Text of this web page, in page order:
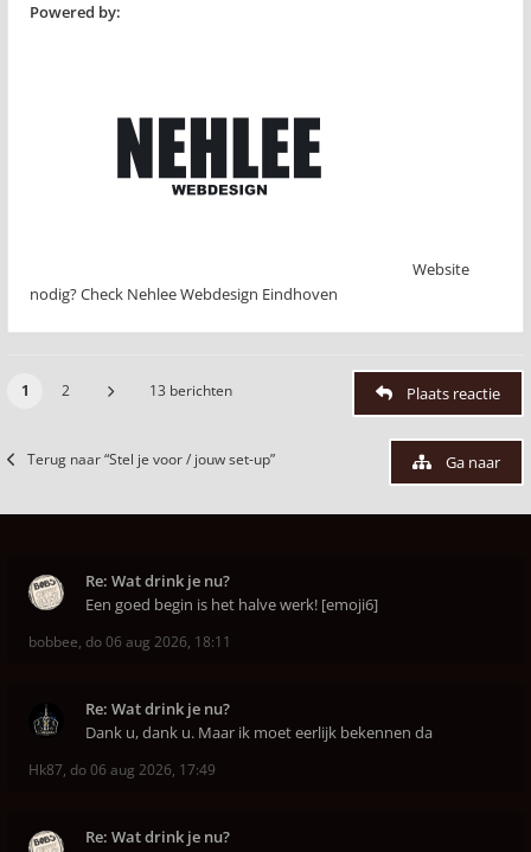
Powered by:
Website
nodig? Check Nehlee Webdesign Eindhoven
1 2 13 berichten Plaats reactie
Terug naar “Stel je voor / jouw set-up” Ga naar
Re: Wat drink je nu?
Een goed begin is het halve werk! [emoji6]
bobbee, do 06 aug 2026, 18:11
Re: Wat drink je nu?
Dank u, dank u. Maar ik moet eerlijk bekennen da
Hk87, do 06 aug 2026, 17:49
Re: Wat drink je nu?